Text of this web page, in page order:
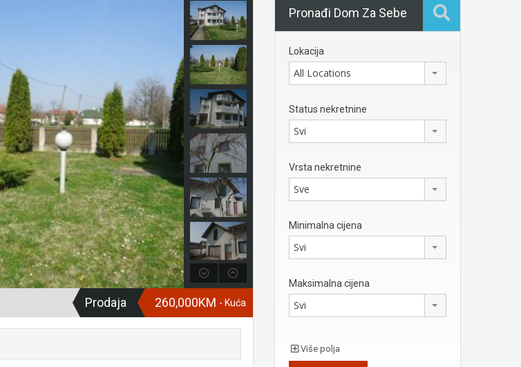
Prodaja 260,000KM - Kuća
Pronađi Dom Za Sebe
Lokacija
All Locations
Status nekretnine
Svi
Vrsta nekretnine
Sve
Minimalna cijena
Svi
Maksimalna cijena
Svi
Više polja